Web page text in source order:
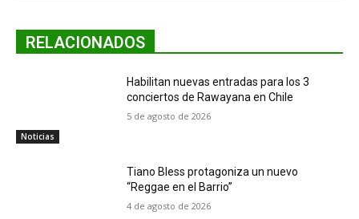
RELACIONADOS
Noticias
Habilitan nuevas entradas para los 3
conciertos de Rawayana en Chile
5 de agosto de 2026
Tiano Bless protagoniza un nuevo
“Reggae en el Barrio”
4 de agosto de 2026